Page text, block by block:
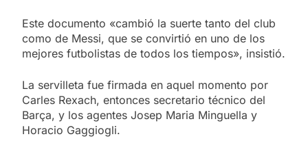
Este documento «cambió la suerte tanto del club
como de Messi, que se convirtió en uno de los
mejores futbolistas de todos los tiempos», insistió.
La servilleta fue firmada en aquel momento por
Carles Rexach, entonces secretario técnico del
Barça, y los agentes Josep Maria Minguella y
Horacio Gaggiogli.